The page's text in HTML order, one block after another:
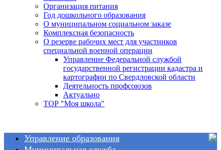
Организация питания
Год дошкольного образования
О муниципальном социальном заказе
Комплексная безопасность
О резерве рабочих мест для участников
специальной военной операции
Управление Федеральной службой
государственной регистрации кадастра и
картографии по Свердловской области
Деятельность профсоюзов
Актуально
ТОР "Моя школа"
Управление образования